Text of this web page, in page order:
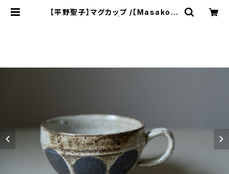
【平野聖子】マグカップ /【Masako H